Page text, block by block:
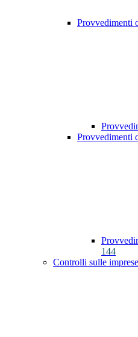
Provvedimenti
Provvedimenti
144
Controlli sulle imprese